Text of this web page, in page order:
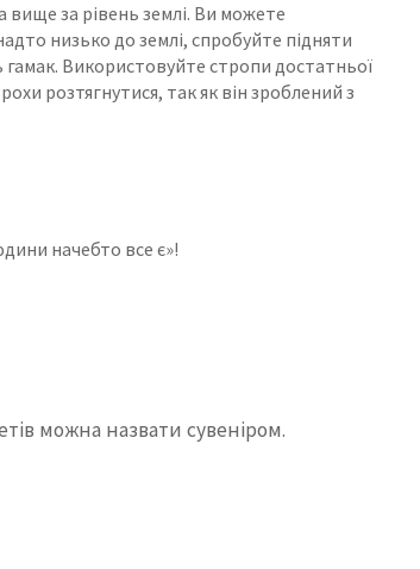
за рівень землі. Ви можете
низько до землі, спробуйте підняти
Використовуйте стропи достатньої
розтягнутися, так як він зроблений з
начебто все є»!
можна назвати сувеніром.